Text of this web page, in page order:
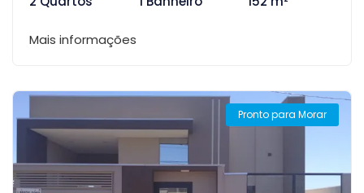
Mais informações
Pronto para Morar